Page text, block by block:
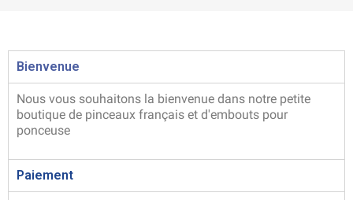
Bienvenue
Nous vous souhaitons la bienvenue dans notre petite
boutique de pinceaux français et d'embouts pour
ponceuse
Paiement